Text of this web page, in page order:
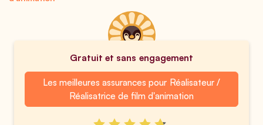
Gratuit et sans engagement
Les meilleures assurances pour Réalisateur /
Réalisatrice de film d'animation